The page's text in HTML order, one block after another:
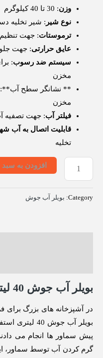
وزن: 30 تا 40 کیلوگرم
نوع شیر : شیر تخلیه
ترموستات: جهت
عایق حرارتی: جهت
سیستم ضد رسوب:
مخزن
** نشانگر سطح آب**:
مخزن
فیلتر آب: جهت تصفیه
قابلیت اتصال به آب
تخلیه
افزودن به سبد
Category: بویلر آب جوش
بویلر آب جوش 40 لیتری چیست ؟
در آشپزخانه های بزرگ برای
بویلر آب جوش
پیش سماور ها انجام می‌
گرم کردن آب توسط سماور،